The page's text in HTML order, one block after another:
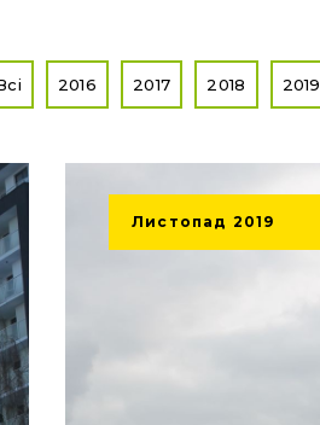
2016 2017 2018 2019
Листопад 2019